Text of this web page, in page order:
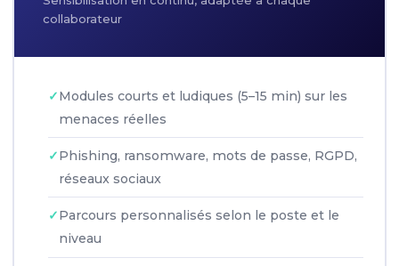
collaborateur
Modules courts et ludiques (5–15 min) sur les
menaces réelles
Phishing, ransomware, mots de passe, RGPD,
réseaux sociaux
Parcours personnalisés selon le poste et le
niveau